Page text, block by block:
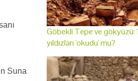
Suna
Göbekli Tepe ve gökyüzü:
yıldızları 'okudu' mu?